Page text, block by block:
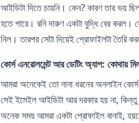
আইডিটা দিতে চায়নি। কেন? কারণ তার ভয়
হতে পারে। রনি দারুণ একটা বুদ্ধি বের করল।
নিল। তারপর সেটা দিয়েই প্রোফাইলটা
কোর্স এনরোলমেন্ট আর ডেটিং অ্যাপ: কোথায়
আমরা অনেকেই তো নানা ধরনের অনলাইন
সেই ইমেইল আইডিটা আর দরকার হয় না, কিন্তু
অনেক সময় আমরা একটা প্রোফাইল বানাই,